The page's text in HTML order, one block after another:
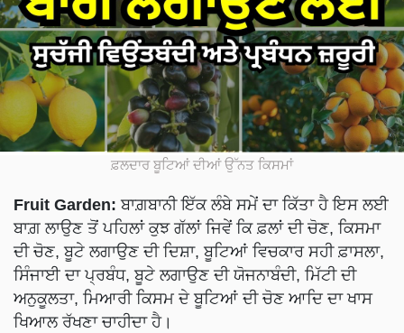
ਫ਼ਲਦਾਰ ਬੂਟਿਆਂ ਦੀਆਂ ਉੱਨਤ ਕਿਸਮਾਂ
Fruit Garden: ਬਾਗ਼ਬਾਨੀ ਇੱਕ ਲੰਬੇ ਸਮੇਂ ਦਾ ਕਿੱਤਾ ਹੈ ਇਸ ਲਈ
ਬਾਗ਼ ਲਾਉਣ ਤੋਂ ਪਹਿਲਾਂ ਕੁਝ ਗੱਲਾਂ ਜਿਵੇਂ ਕਿ ਫ਼ਲਾਂ ਦੀ ਚੋਣ, ਕਿਸਮਾ
ਦੀ ਚੋਣ, ਬੂਟੇ ਲਗਾਉਣ ਦੀ ਦਿਸ਼ਾ, ਬੂਟਿਆਂ ਵਿਚਕਾਰ ਸਹੀ ਫ਼ਾਸਲਾ,
ਸਿੰਜਾਈ ਦਾ ਪ੍ਰਬੰਧ, ਬੂਟੇ ਲਗਾਉਣ ਦੀ ਯੋਜਨਾਬੰਦੀ, ਮਿੱਟੀ ਦੀ
ਅਨੁਕੂਲਤਾ, ਮਿਆਰੀ ਕਿਸਮ ਦੇ ਬੂਟਿਆਂ ਦੀ ਚੋਣ ਆਦਿ ਦਾ ਖਾਸ
ਖਿਆਲ ਰੱਖਣਾ ਚਾਹੀਦਾ ਹੈ।